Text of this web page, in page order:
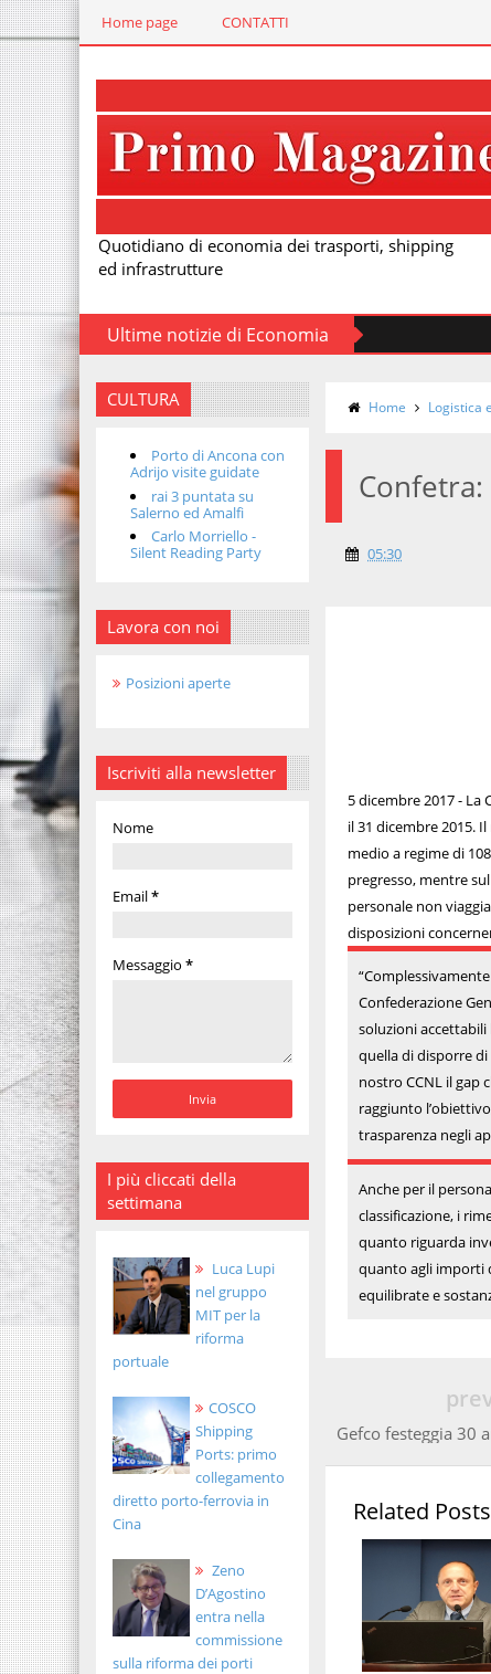
Home page CONTATTI
Quotidiano di economia dei trasporti, shipping
ed infrastrutture
Ultime notizie di Economia
CULTURA
Porto di Ancona con
Adrijo visite guidate
rai 3 puntata su
Salerno ed Amalfi
Carlo Morriello -
Silent Reading Party
Lavora con noi
Posizioni aperte
Iscriviti alla newsletter
Nome
Email*
Messaggio *
I più cliccati della
settimana
Luca Lupi
nel gruppo
MIT per la
riforma
portuale
COSCO
Shipping
Ports: primo
collegamento
diretto porto-ferrovia in
Cina
Zeno
D’Agostino
entra nella
commissione
sulla riforma dei porti
Home Logistica
05:30
5 dicembre 2017 -
il 31 dicembre 2015.
medio a regime di
pregresso, mentre
personale non
disposizioni
Confederazione
soluzioni
quella di disporre di
nostro CCNL il gap
raggiunto
trasparenza negli
Anche per il
classificazione, i
quanto riguarda
quanto agli importi
equilibrate e
Gefco festeggia 30
Related Posts